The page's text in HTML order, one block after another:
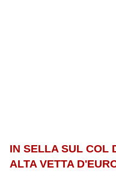
IN SELLA SUL COL
ALTA VETTA